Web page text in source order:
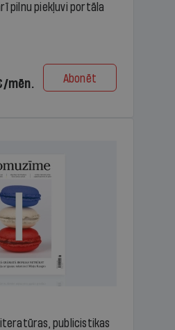
pilnu piekļuvi portāla
mēn. Abonēt
publicistikas